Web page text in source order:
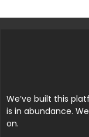
We’ve built this
is in abundance.
on.